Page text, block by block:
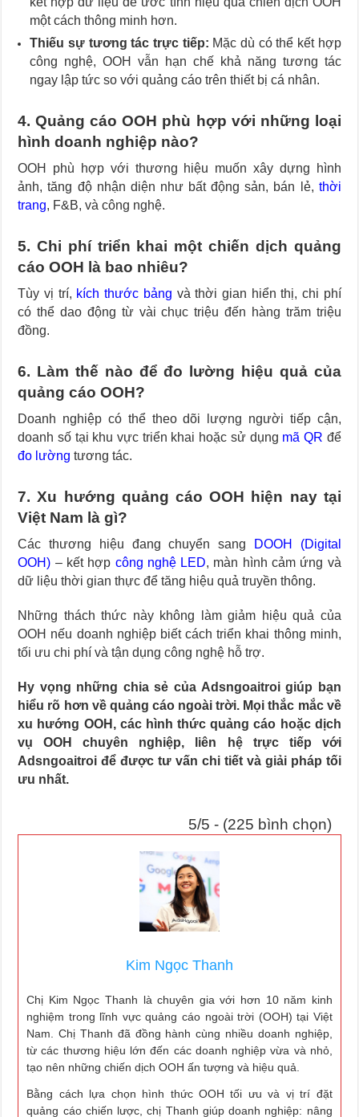
một cách thông minh hơn.
Thiếu sự tương tác trực tiếp: Mặc dù có thể kết hợp
công nghệ, OOH vẫn hạn chế khả năng tương tác
ngay lập tức so với quảng cáo trên thiết bị cá nhân.
4. Quảng cáo OOH phù hợp với những loại
hình doanh nghiệp nào?
OOH phù hợp với thương hiệu muốn xây dựng hình
ảnh, tăng độ nhận diện như bất động sản, bán lẻ, thời
trang, F&B, và công nghệ.
5. Chi phí triển khai một chiến dịch quảng
cáo OOH là bao nhiêu?
Tùy vị trí, kích thước bảng và thời gian hiển thị, chi phí
có thể dao động từ vài chục triệu đến hàng trăm triệu
đồng.
6. Làm thế nào để đo lường hiệu quả của
quảng cáo OOH?
Doanh nghiệp có thể theo dõi lượng người tiếp cận,
doanh số tại khu vực triển khai hoặc sử dụng mã QR để
đo lường tương tác.
7. Xu hướng quảng cáo OOH hiện nay tại
Việt Nam là gì?
Các thương hiệu đang chuyển sang
DOOH (Digital
OOH) – kết hợp công nghệ LED, màn hình cảm ứng và
dữ liệu thời gian thực để tăng hiệu quả truyền thông.
Những thách thức này không làm giảm hiệu quả của
OOH nếu doanh nghiệp biết cách triển khai thông minh,
tối ưu chi phí và tận dụng công nghệ hỗ trợ.
Hy vọng những chia sẻ của Adsngoaitroi giúp bạn
hiểu rõ hơn về quảng cáo ngoài trời. Mọi thắc mắc về
xu hướng OOH, các hình thức quảng cáo hoặc dịch
vụ OOH chuyên nghiệp, liên hệ trực tiếp với
Adsngoaitroi để được tư vấn chi tiết và giải pháp tối
ưu nhất.
5/5 - (225 bình chọn)
Kim Ngọc Thanh
Chị Kim Ngọc Thanh là chuyên gia với hơn 10 năm kinh
nghiệm trong lĩnh vực quảng cáo ngoài trời (OOH) tại Việt
Nam. Chị Thanh đã đồng hành cùng nhiều doanh nghiệp,
từ các thương hiệu lớn đến các doanh nghiệp vừa và nhỏ,
tạo nên những chiến dịch OOH ấn tượng và hiệu quả.
Bằng cách lựa chọn hình thức OOH tối ưu và vị trí đặt
quảng cáo chiến lược, chị Thanh giúp doanh nghiệp: nâng